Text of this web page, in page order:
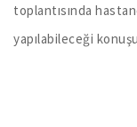
toplantısında
yapılabileceği